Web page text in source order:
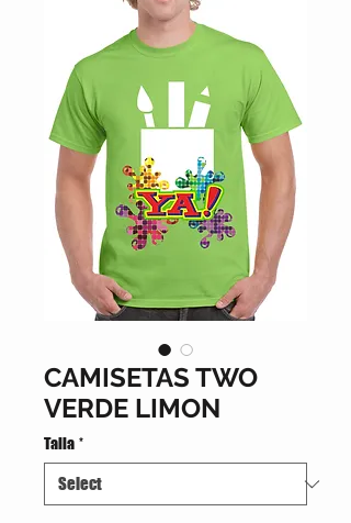
CAMISETAS TWO
VERDE LIMON
Talla *